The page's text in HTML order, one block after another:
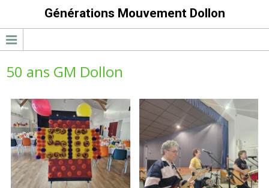
Générations Mouvement Dollon
50 ans GM Dollon